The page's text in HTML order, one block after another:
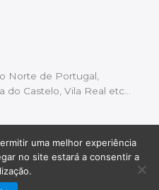
Norte de Portugal,
do Castelo, Vila Real etc…
Política de Privacidade
| Desenvolvido
– a inovar a web
uma melhor experiência
no site estará a consentir a